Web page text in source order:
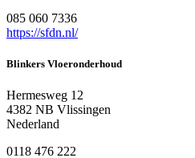
085 060 7336
https://sfdn.nl/
Blinkers Vloeronderhoud
Hermesweg 12
4382 NB Vlissingen
Nederland
0118 476 222